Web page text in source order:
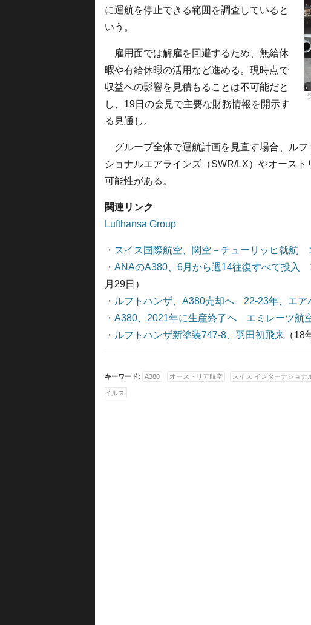
に運航を停止できる範囲を調査していると
いう。
雇用面では解雇を回避するため、無給休
暇や有給休暇の活用など進める。現時点で
収益への影響を見積もることは不可能だと
し、19日の会見で主要な財務情報を開示す
る見通し。
グループ全体で運航計画を見直す場合、ル
ショナルエアラインズ（SWR/LX）やオース
可能性がある。
関連リンク
Lufthansa Group
・ スイス国際航空、関空－チューリッヒ就航
・ ANAのA380、6月から週14往復すべて投入
月29日）
・ ルフトハンザ、A380売却へ 22-23年、エア
・ A380、2021年に生産終了へ エミレーツ航
・ ルフトハンザ新塗装747-8、羽田初飛来 （18
キーワード:
A380 オーストリア航空 スイス インターナショナ
イルス